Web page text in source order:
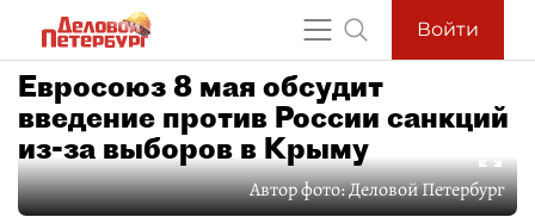
Войти
Евросоюз 8 мая обсудит
введение против России санкций
из-за выборов в Крыму
Автор фото:Деловой Петербург